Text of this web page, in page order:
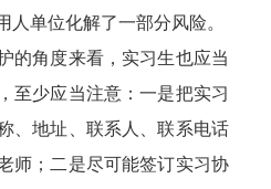
人单位化解了一部分风险。
角度来看，实习生也应当
至少应当注意：一是把实习
、地址、联系人、联系电话
师；二是尽可能签订实习协